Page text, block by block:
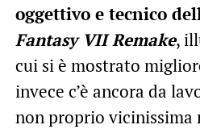
oggettivo e tecnico
Fantasy VII Remake,
cui si è mostrato
invece c’è ancora da
non proprio vicinissima